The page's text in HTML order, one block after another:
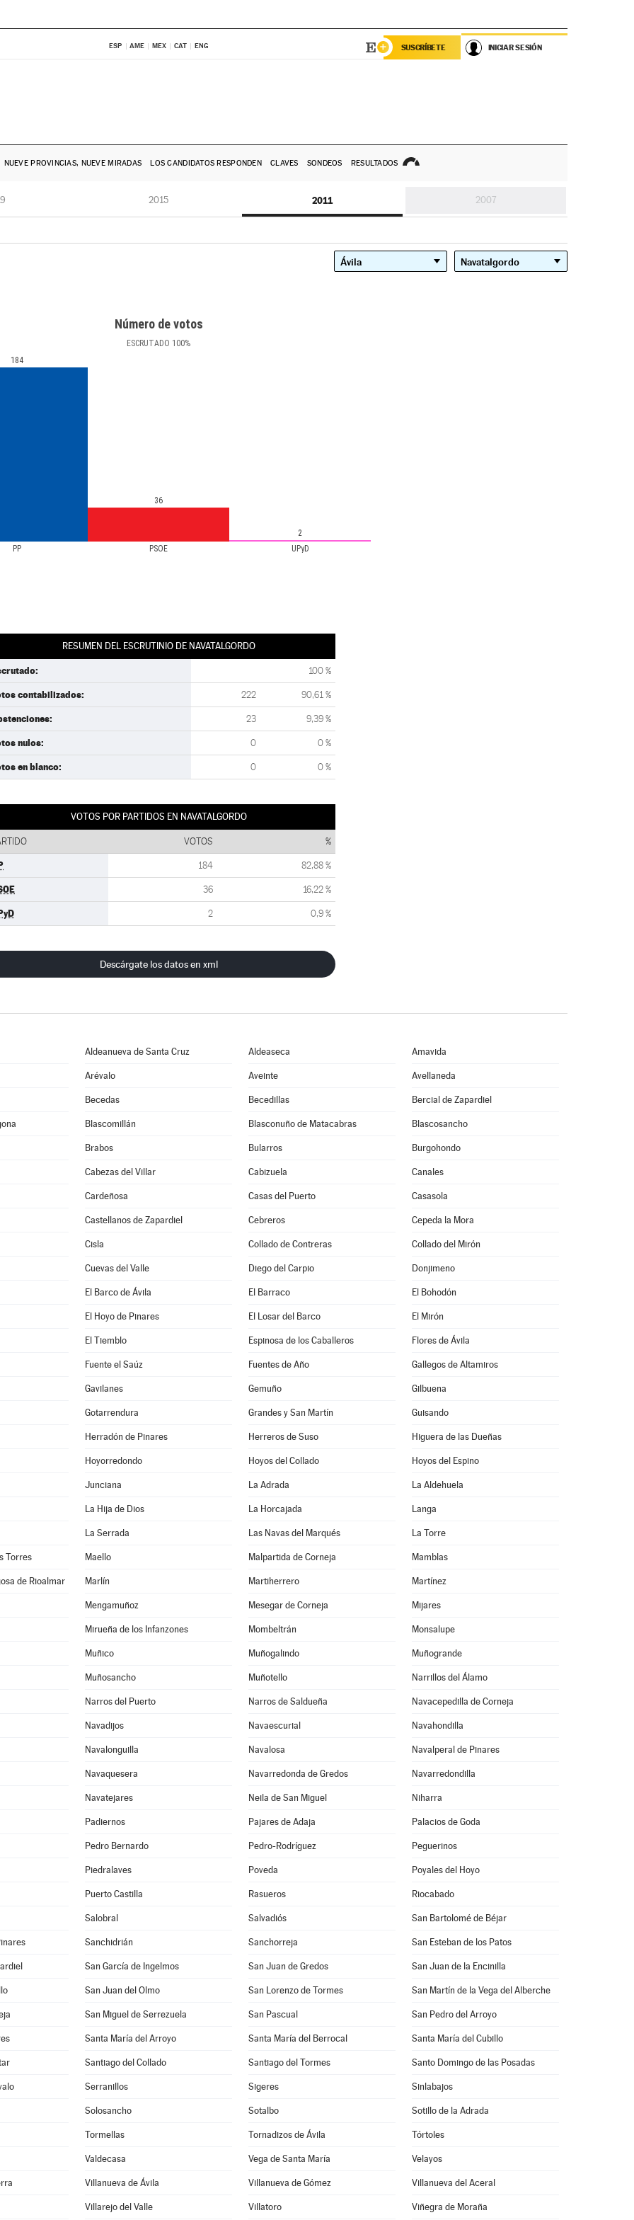
ESP AME MEX CAT ENG SUSCRÍBETE INICIAR SESIÓN
NUEVE PROVINCIAS, NUEVE MIRADAS LOS CANDIDATOS RESPONDEN CLAVES SONDEOS RESULTADOS
2015 2011 2007
Número de votos
ESCRUTADO 100%
PP PSOE UPyD
184
36
2
RESUMEN DEL ESCRUTINIO DE NAVATALGORDO
100 %
contabilizados: 222 90,61 %
23 9,39 %
nulos: 0 0 %
en blanco: 0 0 %
VOTOS POR PARTIDOS EN NAVATALGORDO
VOTOS %
184 82,88 %
36 16,22 %
2 0,9 %
Descárgate los datos en xml
Aldeanueva de Santa Cruz Aldeaseca Amavida
Arévalo Aveinte Avellaneda
Becedas Becedillas Bercial de Zapardiel
Blascomillán Blasconuño de Matacabras Blascosancho
Brabos Bularros Burgohondo
Cabezas del Villar Cabizuela Canales
Cardeñosa Casas del Puerto Casasola
Castellanos de Zapardiel Cebreros Cepeda la Mora
Cisla Collado de Contreras Collado del Mirón
Cuevas del Valle Diego del Carpio Donjimeno
El Barco de Ávila El Barraco El Bohodón
El Hoyo de Pinares El Losar del Barco El Mirón
El Tiemblo Espinosa de los Caballeros Flores de Ávila
Fuente el Saúz Fuentes de Año Gallegos de Altamiros
Gavilanes Gemuño Gilbuena
Gotarrendura Grandes y San Martín Guisando
Herradón de Pinares Herreros de Suso Higuera de las Dueñas
Hoyorredondo Hoyos del Collado Hoyos del Espino
Junciana La Adrada La Aldehuela
La Hija de Dios La Horcajada Langa
La Serrada Las Navas del Marqués La Torre
Torres Maello Malpartida de Corneja Mamblas
de Rioalmar Marlín Martiherrero Martínez
Mengamuñoz Mesegar de Corneja Mijares
Mirueña de los Infanzones Mombeltrán Monsalupe
Muñico Muñogalindo Muñogrande
Muñosancho Muñotello Narrillos del Álamo
Narros del Puerto Narros de Saldueña Navacepedilla de Corneja
Navadijos Navaescurial Navahondilla
Navalonguilla Navalosa Navalperal de Pinares
Navaquesera Navarredonda de Gredos Navarredondilla
Navatejares Neila de San Miguel Niharra
Padiernos Pajares de Adaja Palacios de Goda
Pedro Bernardo Pedro-Rodríguez Peguerinos
Piedralaves Poveda Poyales del Hoyo
Puerto Castilla Rasueros Riocabado
Salobral Salvadiós San Bartolomé de Béjar
Sanchidrián Sanchorreja San Esteban de los Patos
San García de Ingelmos San Juan de Gredos San Juan de la Encinilla
San Juan del Olmo San Lorenzo de Tormes San Martín de la Vega del Alberche
San Miguel de Serrezuela San Pascual San Pedro del Arroyo
Santa María del Arroyo Santa María del Berrocal Santa María del Cubillo
Santiago del Collado Santiago del Tormes Santo Domingo de las Posadas
Serranillos Sigeres Sinlabajos
Solosancho Sotalbo Sotillo de la Adrada
Tormellas Tornadizos de Ávila Tórtoles
Valdecasa Vega de Santa María Velayos
Villanueva de Ávila Villanueva de Gómez Villanueva del Aceral
Villarejo del Valle Villatoro Viñegra de Moraña